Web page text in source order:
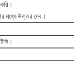
মধ্যে উত্তর দেব।